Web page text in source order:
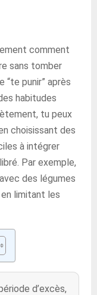
comment
sans tomber
“te punir” après
habitudes
tu peux
choisissant des
à intégrer
Par exemple,
des légumes
limitant les
d’excès,